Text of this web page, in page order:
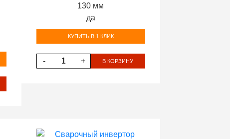
130 мм
да
КУПИТЬ В 1 КЛИК
- + В КОРЗИНУ